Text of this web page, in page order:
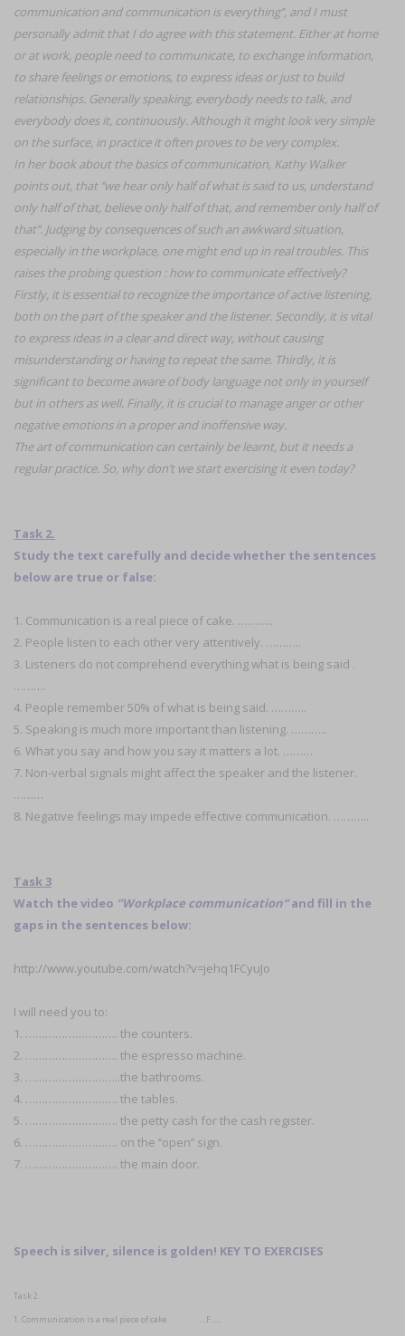
communication and communication is everything’’, and I must
personally admit that I do agree with this statement. Either at home
or at work, people need to communicate, to exchange information,
to share feelings or emotions, to express ideas or just to build
relationships. Generally speaking, everybody needs to talk, and
everybody does it, continuously. Although it might look very simple
on the surface, in practice it often proves to be very complex.
In her book about the basics of communication, Kathy Walker
points out, that ‘’we hear only half of what is said to us, understand
only half of that, believe only half of that, and remember only half of
that’’. Judging by consequences of such an awkward situation,
especially in the workplace, one might end up in real troubles. This
raises the probing question : how to communicate effectively?
Firstly, it is essential to recognize the importance of active listening,
both on the part of the speaker and the listener. Secondly, it is vital
to express ideas in a clear and direct way, without causing
misunderstanding or having to repeat the same. Thirdly, it is
significant to become aware of body language not only in yourself
but in others as well. Finally, it is crucial to manage anger or other
negative emotions in a proper and inoffensive way.
The art of communication can certainly be learnt, but it needs a
regular practice. So, why don’t we start exercising it even today?
Task 2.
Study the text carefully and decide whether the sentences
below are true or false:
1. Communication is a real piece of cake. ………..
2. People listen to each other very attentively. ………..
3. Listeners do not comprehend everything what is being said .
……….
4. People remember 50% of what is being said. ………..
5. Speaking is much more important than listening. ………..
6. What you say and how you say it matters a lot. ………
7. Non-verbal signals might affect the speaker and the listener.
………
8. Negative feelings may impede effective communication. ………..
Task 3
Watch the video ‘’Workplace communication‘’and fill in the
gaps in the sentences below:
http://www.youtube.com/watch?v=jehq1FCyuJo
I will need you to:
1. ………………………. the counters.
2. ………………………. the espresso machine.
3. ………………………..the bathrooms.
4. ………………………. the tables.
5. ………………………. the petty cash for the cash register.
6. ………………………. on the ‘’open’’ sign.
7. ………………………. the main door.
Speech is silver, silence is golden! KEY TO EXERCISES
Task 2.
1. Communication is a real piece of cake. …F…..